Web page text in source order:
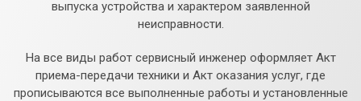
выпуска устройства и характером заявленной
неисправности.
На все виды работ сервисный инженер оформляет Акт
приема-передачи техники и Акт оказания услуг, где
прописываются все выполненные работы и установленные